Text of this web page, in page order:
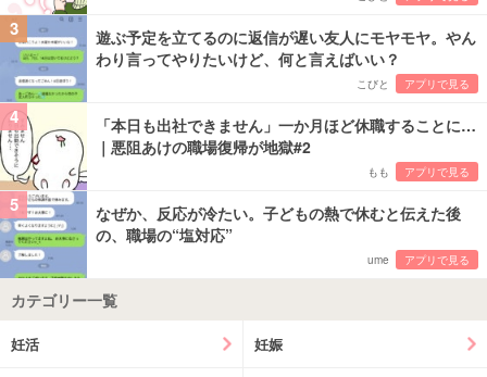
3
遊ぶ予定を立てるのに返信が遅い友人にモヤモヤ。やん
わり言ってやりたいけど、何と言えばいい？
こびと アプリで見る
4
「本日も出社できません」一か月ほど休職することに…
｜悪阻あけの職場復帰が地獄#2
もも アプリで見る
5
なぜか、反応が冷たい。子どもの熱で休むと伝えた後
の、職場の“塩対応”
ume アプリで見る
カテゴリー一覧
妊活 妊娠